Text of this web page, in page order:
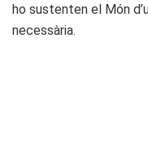
ho sustenten el Món
necessària.